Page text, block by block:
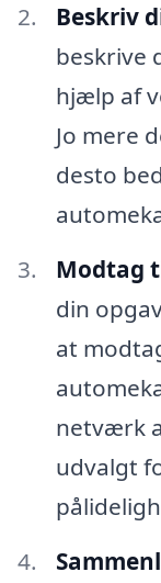
Beskriv
beskrive
hjælp af
Jo mere
desto
Modtag
din
at
netværk
udvalgt